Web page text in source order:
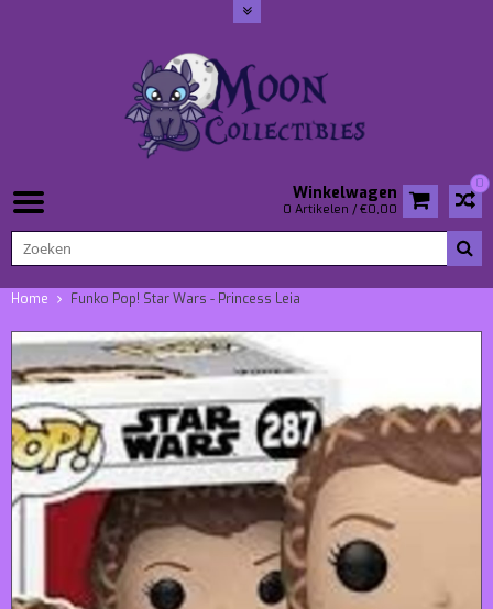
0
Winkelwagen
0 Artikelen / €0,00
Home Funko Pop! Star Wars - Princess Leia